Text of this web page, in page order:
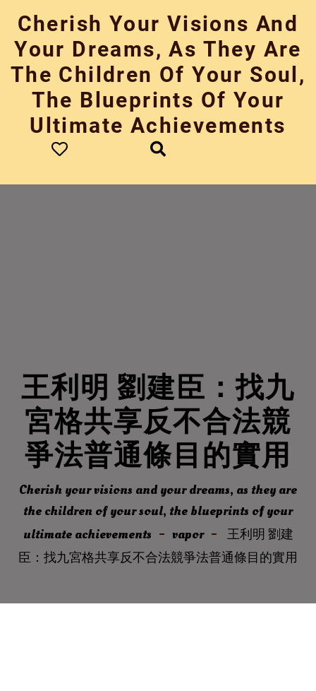
content
Cherish Your Visions And
Your Dreams, As They Are
The Children Of Your Soul,
The Blueprints Of Your
Ultimate Achievements
王利明 劉建臣：找九
宮格共享反不合法競
爭法普通條目的實用
Cherish your visions and your dreams, as they are
the children of your soul, the blueprints of your
ultimate achievements
vapor
王利明 劉建
臣：找九宮格共享反不合法競爭法普通條目的實用